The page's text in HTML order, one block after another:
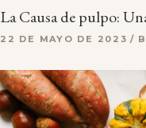
La Causa de pulpo:
22 DE MAYO DE 2023